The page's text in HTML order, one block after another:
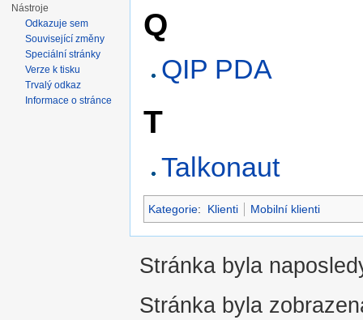
Q
QIP PDA
T
Talkonaut
Kategorie: Klienti Mobilní klienti
Nástroje
Odkazuje sem
Související změny
Speciální stránky
Verze k tisku
Trvalý odkaz
Informace o stránce
Stránka byla
Stránka byla